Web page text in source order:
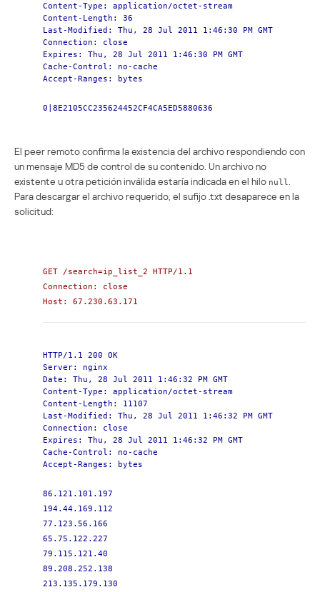
Content-Type: application/octet-stream
Content-Length: 36
Last-Modified: Thu, 28 Jul 2011 1:46:30 PM GMT
Connection: close
Expires: Thu, 28 Jul 2011 1:46:30 PM GMT
Cache-Control: no-cache
Accept-Ranges: bytes
0|8E2105CC235624452CF4CA5ED5880636
El peer remoto confirma la existencia del archivo respondiendo con
un mensaje MD5 de control de su contenido. Un archivo no
existente u otra petición inválida estaría indicada en el hilo null
Para descargar el archivo requerido, el sufijo .txt desaparece en la
solicitud:
GET /search=ip_list_2 HTTP/1.1
Connection: close
Host: 67.230.63.171
HTTP/1.1 200 OK
Server: nginx
Date: Thu, 28 Jul 2011 1:46:32 PM GMT
Content-Type: application/octet-stream
Content-Length: 11107
Last-Modified: Thu, 28 Jul 2011 1:46:32 PM GMT
Connection: close
Expires: Thu, 28 Jul 2011 1:46:32 PM GMT
Cache-Control: no-cache
Accept-Ranges: bytes
86.121.101.197
194.44.169.112
77.123.56.166
65.75.122.227
79.115.121.40
89.208.252.138
213.135.179.130